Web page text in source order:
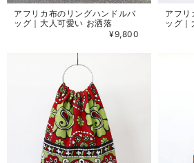
アフリカ布のリングハンドルバ
ッグ｜大人可愛い お洒落
¥9,800
アフリ
ッグ